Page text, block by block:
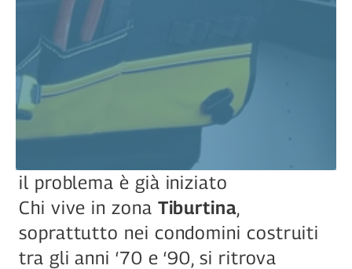
il problema è già iniziato
Chi vive in zona Tiburtina,
soprattutto nei condomini costruiti
tra gli anni ‘70 e ‘90, si ritrova